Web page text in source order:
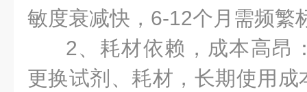
敏度衰减快，6-12个月需频繁
2、耗材依赖，成本高昂
更换试剂、耗材，长期使用